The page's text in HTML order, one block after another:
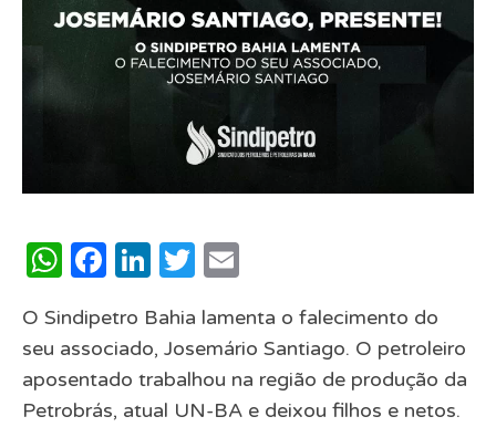
WhatsApp
Facebook
LinkedIn
Twitter
O Sindipetro Bahia lamenta o falecimento do
seu associado, Josemário Santiago. O petroleiro
aposentado trabalhou na região de produção da
Petrobrás, atual UN-BA e deixou filhos e netos.